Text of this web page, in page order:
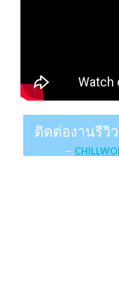
ติดต่องานรีวิว